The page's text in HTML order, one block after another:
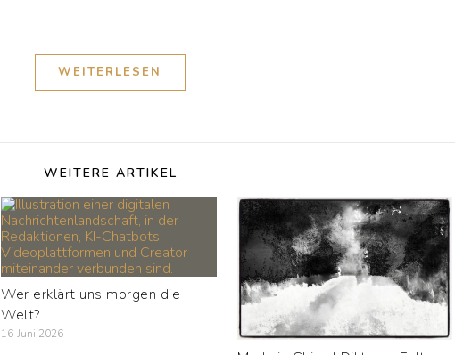
WEITERLESEN
WEITERE ARTIKEL
Wer erklärt uns morgen die
Welt?
16 Juni 2026